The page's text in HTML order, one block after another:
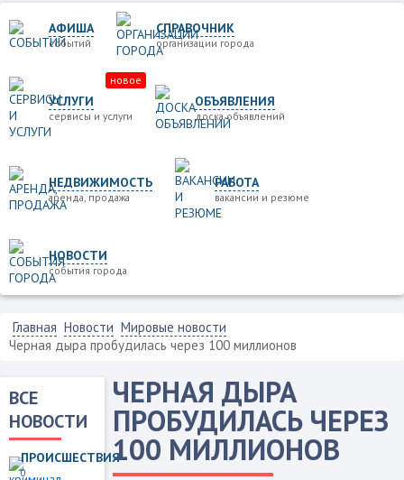
АФИША
событий
СПРАВОЧНИК
организации города
УСЛУГИ
сервисы и услуги
новое
ОБЪЯВЛЕНИЯ
доска объявлений
НЕДВИЖИМОСТЬ
аренда, продажа
РАБОТА
вакансии и резюме
НОВОСТИ
события города
Главная Новости Мировые новости
Черная дыра пробудилась через 100 миллионов
ВСЕ
НОВОСТИ
ПРОИСШЕСТВИЯ
0
ЧЕРНАЯ ДЫРА
ПРОБУДИЛАСЬ ЧЕРЕЗ
100 МИЛЛИОНОВ